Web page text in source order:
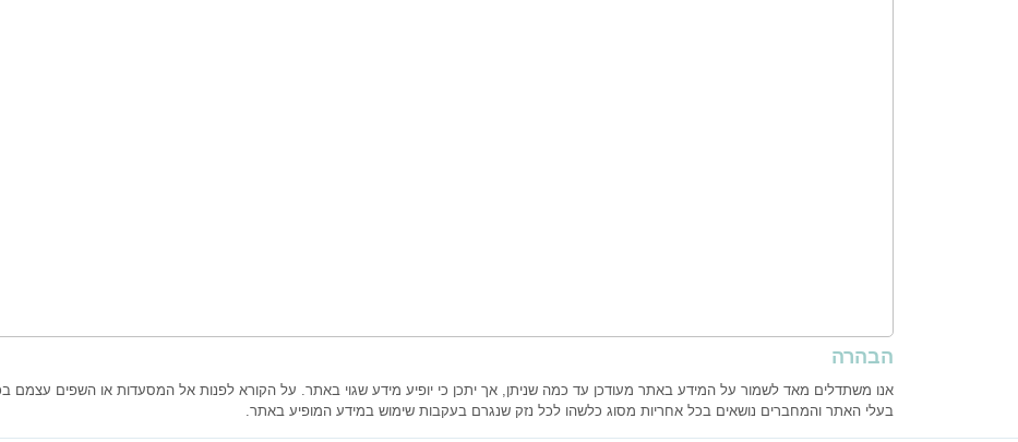
הבהרה
אנו משתדלים מאד לשמור על המידע באתר מעודכן עד כמה שניתן, אך יתכן כי יופיע מידע שגוי באתר. על הקורא לפנות אל המסעדות או השפים עצמם
בעלי האתר והמחברים נושאים בכל אחריות מסוג כלשהו לכל נזק שנגרם בעקבות שימוש במידע המופיע באתר.